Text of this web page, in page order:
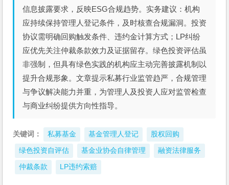
信息披露要求，反映ESG合规趋势。实务建议：机构
应持续保持管理人登记条件，及时核查合规漏洞。投资
协议需明确回购触发条件、违约金计算方式；LP纠纷
应优先关注仲裁条款效力及证据留存。绿色投资评估虽
非强制，但具有绿色实践的机构应主动完善披露机制以
提升合规形象。文章提示私募行业监管趋严，合规管理
与争议解决能力并重，为管理人及投资人应对监管检查
与商业纠纷提供方向性指导。
关键词： 私募基金 基金管理人登记 股权回购
绿色投资自评估 基金业协会自律管理 融资法律服务
仲裁条款 LP违约索赔